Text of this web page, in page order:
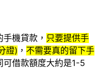
機貸款， 只要提供手
證) ， 不需要真的留下手
可借款額度大約是1-5